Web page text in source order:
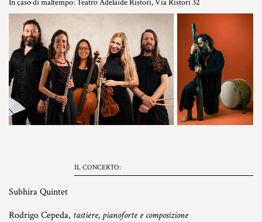
In caso di maltempo: Teatro Adelaide Ristori, Via Ristori 32
IL CONCERTO:
Subhira Quintet
Rodrigo Cepeda, tastiere, pianoforte e composizione